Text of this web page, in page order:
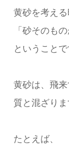
黄砂を考える
「砂そのも
ということで
黄砂は、飛
質と混ざりま
たとえば、